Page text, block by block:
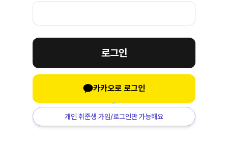
로그인
카카오로 로그인
개인 취준생 가입/로그인만 가능해요